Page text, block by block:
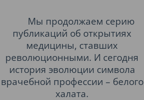
Мы продолжаем серию
публикаций об открытиях
медицины, ставших
революционными. И сегодня
история эволюции символа
врачебной профессии – белого
халата.